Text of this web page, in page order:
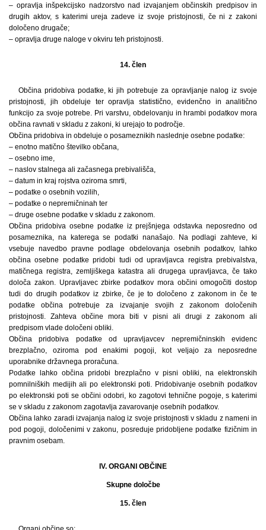
– opravlja inšpekcijsko nadzorstvo nad izvajanjem občinskih predpisov in
drugih aktov, s katerimi ureja zadeve iz svoje pristojnosti, če ni z zakoni
določeno drugače;
– opravlja druge naloge v okviru teh pristojnosti.
14. člen
Občina pridobiva podatke, ki jih potrebuje za opravljanje nalog iz svoje
pristojnosti, jih obdeluje ter opravlja statistično, evidenčno in analitično
funkcijo za svoje potrebe. Pri varstvu, obdelovanju in hrambi podatkov mora
občina ravnati v skladu z zakoni, ki urejajo to področje.
Občina pridobiva in obdeluje o posameznikih naslednje osebne podatke:
– enotno matično številko občana,
– osebno ime,
– naslov stalnega ali začasnega prebivališča,
– datum in kraj rojstva oziroma smrti,
– podatke o osebnih vozilih,
– podatke o nepremičninah ter
– druge osebne podatke v skladu z zakonom.
Občina pridobiva osebne podatke iz prejšnjega odstavka neposredno od
posameznika, na katerega se podatki nanašajo. Na podlagi zahteve, ki
vsebuje navedbo pravne podlage obdelovanja osebnih podatkov, lahko
občina osebne podatke pridobi tudi od upravljavca registra prebivalstva,
matičnega registra, zemljiškega katastra ali drugega upravljavca, če tako
določa zakon. Upravljavec zbirke podatkov mora občini omogočiti dostop
tudi do drugih podatkov iz zbirke, če je to določeno z zakonom in če te
podatke občina potrebuje za izvajanje svojih z zakonom določenih
pristojnosti. Zahteva občine mora biti v pisni ali drugi z zakonom ali
predpisom vlade določeni obliki.
Občina pridobiva podatke od upravljavcev nepremičninskih evidenc
brezplačno, oziroma pod enakimi pogoji, kot veljajo za neposredne
uporabnike državnega proračuna.
Podatke lahko občina pridobi brezplačno v pisni obliki, na elektronskih
pomnilniških medijih ali po elektronski poti. Pridobivanje osebnih podatkov
po elektronski poti se občini odobri, ko zagotovi tehnične pogoje, s katerimi
se v skladu z zakonom zagotavlja zavarovanje osebnih podatkov.
Občina lahko zaradi izvajanja nalog iz svoje pristojnosti v skladu z nameni in
pod pogoji, določenimi v zakonu, posreduje pridobljene podatke fizičnim in
pravnim osebam.
IV. ORGANI OBČINE
Skupne določbe
15. člen